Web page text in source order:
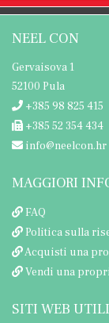
NEEL CON
Gervaisova 1
52100 Pula
+385 98 825 415
+385 52 354 434
info@neelcon.hr
MAGGIORI
FAQ
Politica sulla
Acquisti una
Vendi una
SITI WEB UTILI